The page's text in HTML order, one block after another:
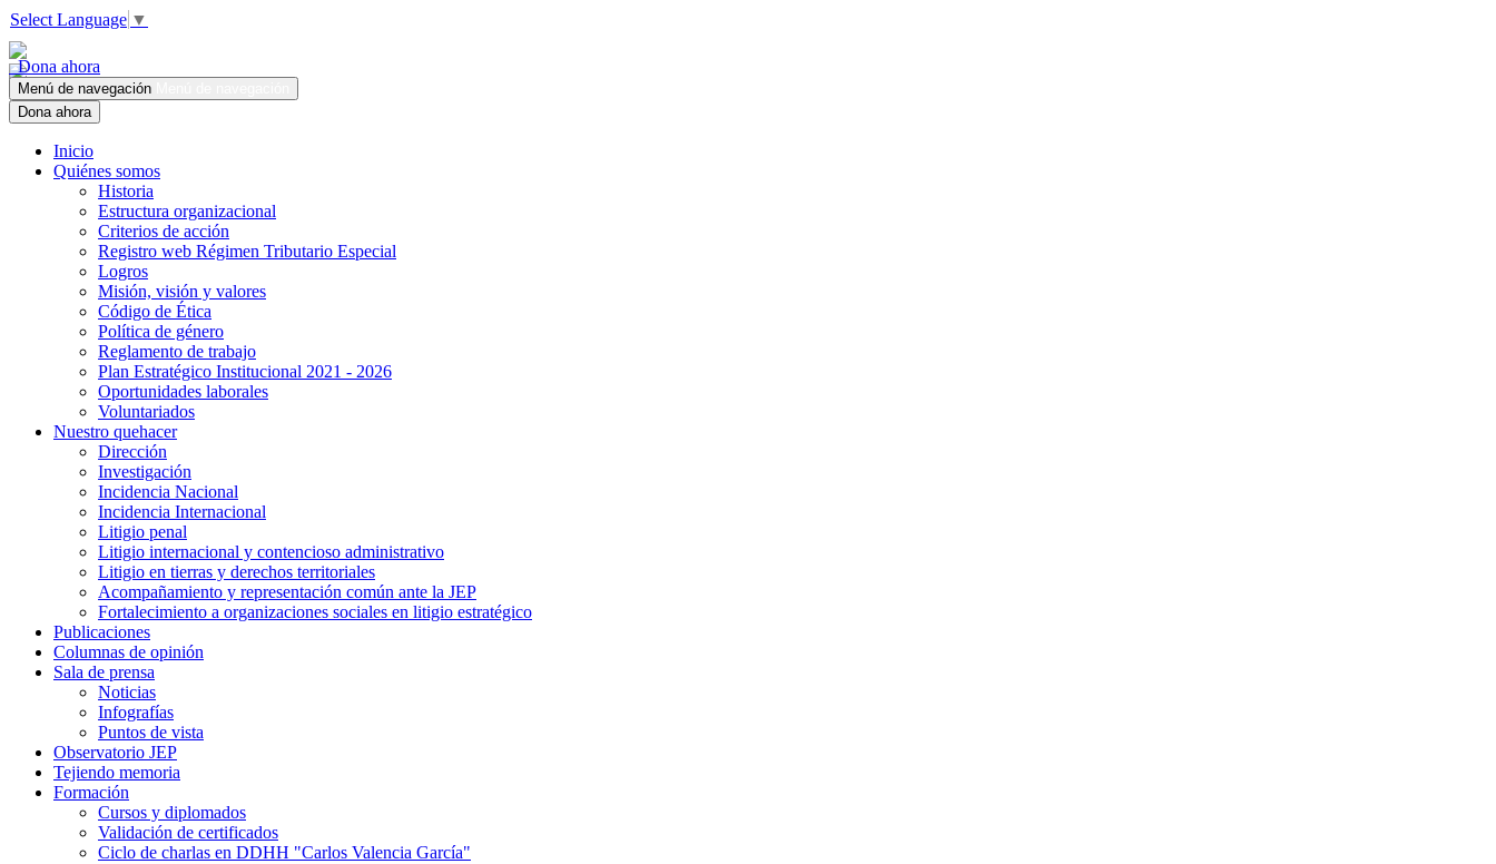
Select Language ▼
Dona ahora
Menú de navegación
Dona ahora
Inicio
Quiénes somos
Historia
Estructura organizacional
Criterios de acción
Registro web Régimen Tributario Especial
Logros
Misión, visión y valores
Código de Ética
Política de género
Reglamento de trabajo
Plan Estratégico Institucional 2021 - 2026
Oportunidades laborales
Voluntariados
Nuestro quehacer
Dirección
Investigación
Incidencia Nacional
Incidencia Internacional
Litigio penal
Litigio internacional y contencioso administrativo
Litigio en tierras y derechos territoriales
Acompañamiento y representación común ante la JEP
Fortalecimiento a organizaciones sociales en litigio estratégico
Publicaciones
Columnas de opinión
Sala de prensa
Noticias
Infografías
Puntos de vista
Observatorio JEP
Tejiendo memoria
Formación
Cursos y diplomados
Validación de certificados
Ciclo de charlas en DDHH "Carlos Valencia García"